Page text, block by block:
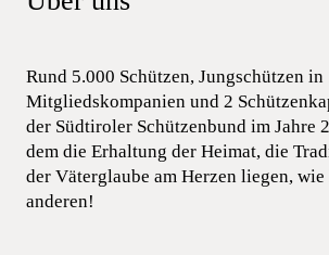
Rund 5.000 Schützen, Jungschützen in
Mitgliedskompanien und 2
der Südtiroler Schützenbund im Jahre
dem die Erhaltung der Heimat, die
der Väterglaube am Herzen liegen,
anderen!